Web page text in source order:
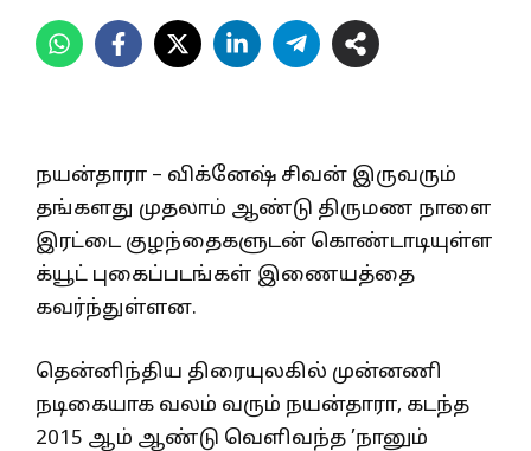
நயன்தாரா – விக்னேஷ் சிவன் இருவரும்
தங்களது முதலாம் ஆண்டு திருமண நாளை
இரட்டை குழந்தைகளுடன் கொண்டாடியுள்ள
க்யூட் புகைப்படங்கள் இணையத்தை
கவர்ந்துள்ளன.
தென்னிந்திய திரையுலகில் முன்னணி
நடிகையாக வலம் வரும் நயன்தாரா, கடந்த
2015 ஆம் ஆண்டு வெளிவந்த ’நானும்